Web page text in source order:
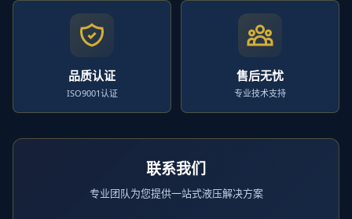
品质认证
ISO9001认证
售后无忧
专业技术支持
联系我们
专业团队为您提供一站式液压解决方案